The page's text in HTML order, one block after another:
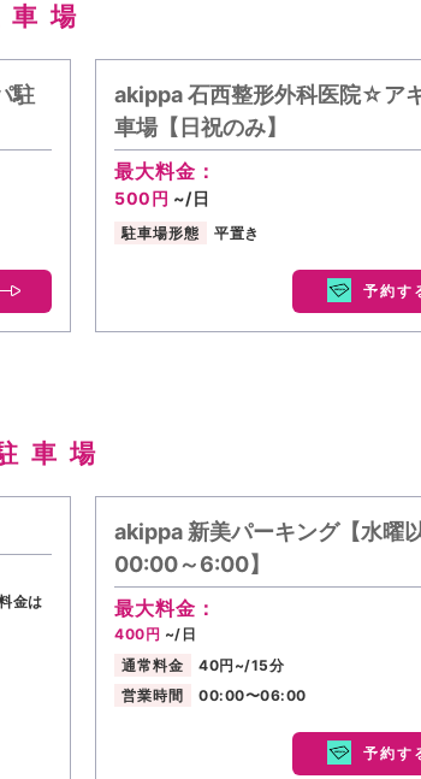
場
駐
akippa 石西整形外科医院☆ア
車場【日祝のみ】
最大料金：
500円 ~/日
駐車場形態 平置き
予約す
車場
金は
akippa 新美パーキング【水曜
00:00～6:00】
最大料金：
400円 ~/日
通常料金
40円~/15分
営業時間
00:00〜06:00
予約す